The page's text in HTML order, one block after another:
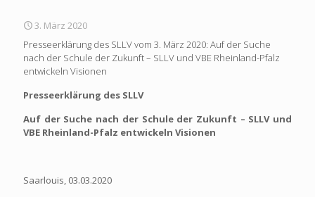
3. März 2020
Presseerklärung des SLLV vom 3. März 2020: Auf der Suche
nach der Schule der Zukunft – SLLV und VBE Rheinland-Pfalz
entwickeln Visionen
Presseerklärung des SLLV
Auf der Suche nach der Schule der Zukunft – SLLV und
VBE Rheinland-Pfalz entwickeln Visionen
Saarlouis, 03.03.2020